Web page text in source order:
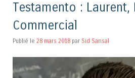
Testamento : Laurent,
Commercial
Publié le 28 mars 2018 par Sid Sansal